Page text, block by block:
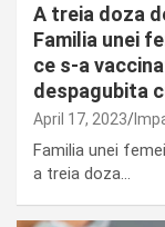
A treia doza
Familia unei
ce s-a
despagubita
April 17, 2023
Familia unei
a treia doza…